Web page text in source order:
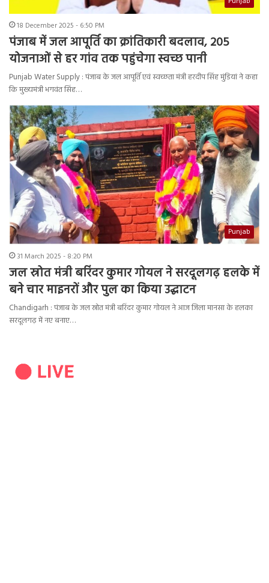
18 December 2025 - 6:50 PM
पंजाब में जल आपूर्ति का क्रांतिकारी बदलाव, 205
योजनाओं से हर गांव तक पहुंचेगा स्वच्छ पानी
Punjab Water Supply : पंजाब के जल आपूर्ति एवं स्वच्छता मंत्री हरदीप सिंह मुंडियां ने कहा
कि मुख्यमंत्री भगवंत सिंह…
Punjab
31 March 2025 - 8:20 PM
जल स्रोत मंत्री बरिंदर कुमार गोयल ने सरदूलगढ़ हलके में
बने चार माइनरों और पुल का किया उद्घाटन
Chandigarh : पंजाब के जल स्रोत मंत्री बरिंदर कुमार गोयल ने आज जिला मानसा के हलका
सरदूलगढ़ में नए बनाए…